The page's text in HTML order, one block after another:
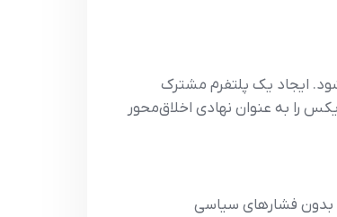
ایجاد یک پلتفرم مشترک
را به عنوان نهادی اخلاق‌محور
بدون فشارهای سیاسی